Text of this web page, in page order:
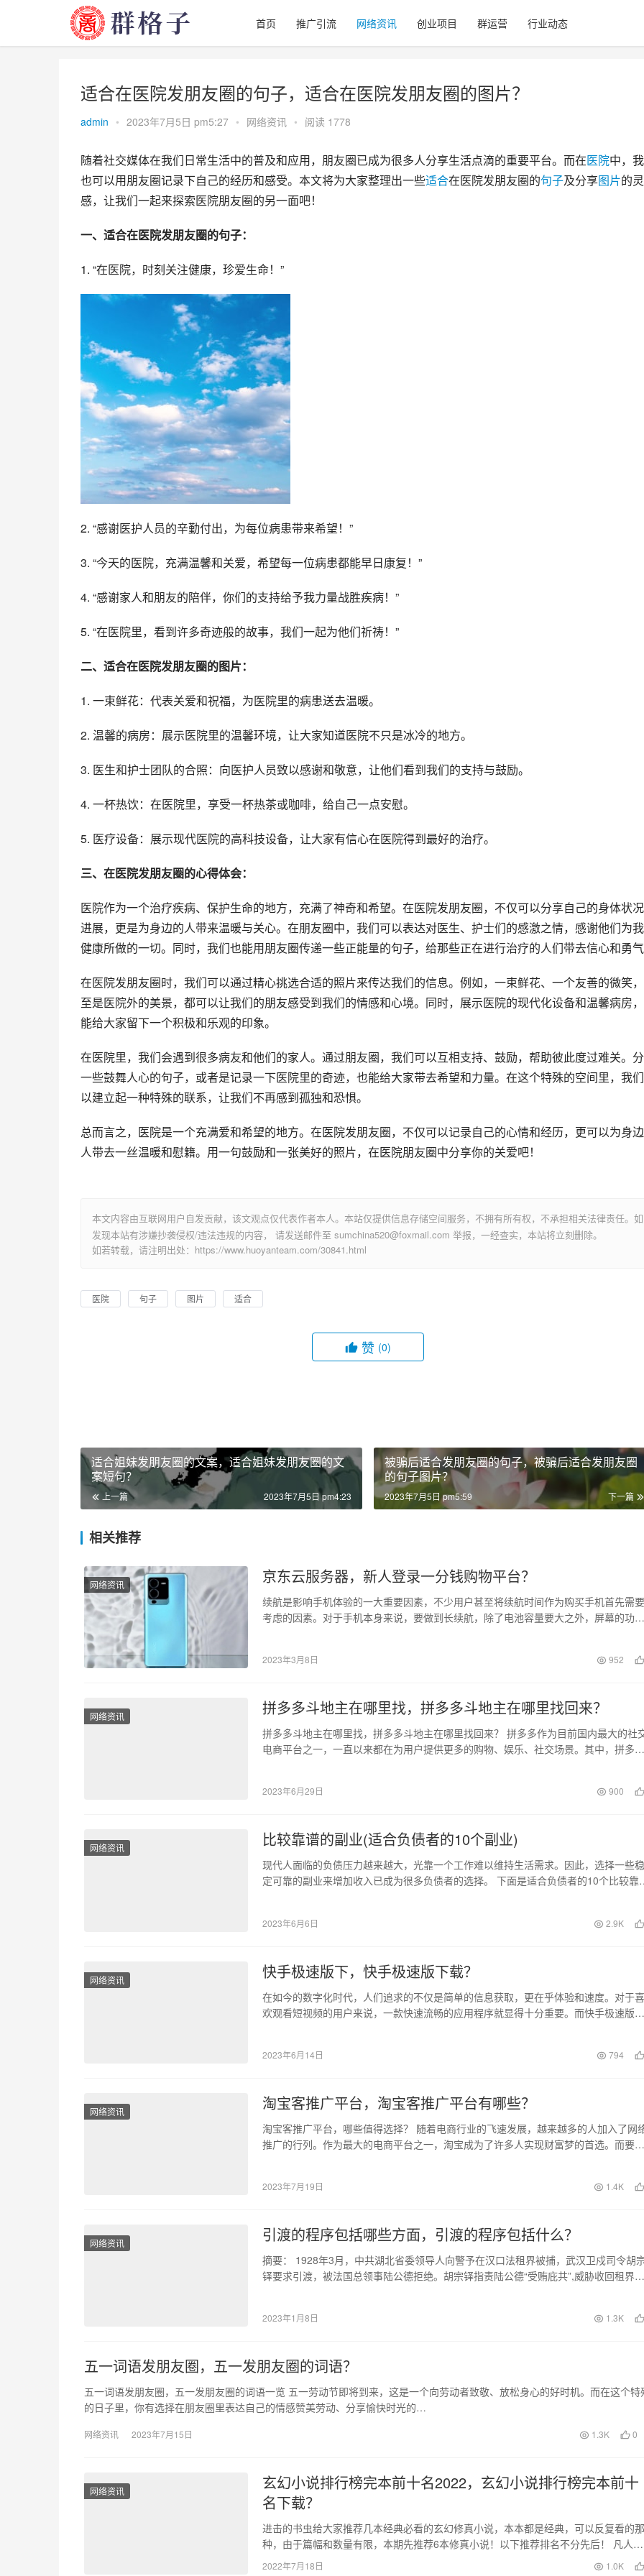
首页 推广引流 网络资讯 创业项目 群运营 行业动态
适合在医院发朋友圈的句子，适合在医院发朋友圈的图片？
admin • 2023年7月5日 pm5:27 • 网络资讯 • 阅读 1778
随着社交媒体在我们日常生活中的普及和应用，朋友圈已成为很多人分享生活点滴的重要平台。而在医院中，
也可以用朋友圈记录下自己的经历和感受。本文将为大家整理出一些适合在医院发朋友圈的句子及分享图片的灵
感，让我们一起来探索医院朋友圈的另一面吧！
一、适合在医院发朋友圈的句子：
1. “在医院，时刻关注健康，珍爱生命！”
2. “感谢医护人员的辛勤付出，为每位病患带来希望！”
3. “今天的医院，充满温馨和关爱，希望每一位病患都能早日康复！”
4. “感谢家人和朋友的陪伴，你们的支持给予我力量战胜疾病！”
5. “在医院里，看到许多奇迹般的故事，我们一起为他们祈祷！”
二、适合在医院发朋友圈的图片：
1. 一束鲜花：代表关爱和祝福，为医院里的病患送去温暖。
2. 温馨的病房：展示医院里的温馨环境，让大家知道医院不只是冰冷的地方。
3. 医生和护士团队的合照：向医护人员致以感谢和敬意，让他们看到我们的支持与鼓励。
4. 一杯热饮：在医院里，享受一杯热茶或咖啡，给自己一点安慰。
5. 医疗设备：展示现代医院的高科技设备，让大家有信心在医院得到最好的治疗。
三、在医院发朋友圈的心得体会：
医院作为一个治疗疾病、保护生命的地方，充满了神奇和希望。在医院发朋友圈，不仅可以分享自己的身体状
进展，更是为身边的人带来温暖与关心。在朋友圈中，我们可以表达对医生、护士们的感激之情，感谢他们为
健康所做的一切。同时，我们也能用朋友圈传递一些正能量的句子，给那些正在进行治疗的人们带去信心和勇气
在医院发朋友圈时，我们可以通过精心挑选合适的照片来传达我们的信息。例如，一束鲜花、一个友善的微笑
至是医院外的美景，都可以让我们的朋友感受到我们的情感和心境。同时，展示医院的现代化设备和温馨病房
能给大家留下一个积极和乐观的印象。
在医院里，我们会遇到很多病友和他们的家人。通过朋友圈，我们可以互相支持、鼓励，帮助彼此度过难关。
一些鼓舞人心的句子，或者是记录一下医院里的奇迹，也能给大家带去希望和力量。在这个特殊的空间里，我
以建立起一种特殊的联系，让我们不再感到孤独和恐惧。
总而言之，医院是一个充满爱和希望的地方。在医院发朋友圈，不仅可以记录自己的心情和经历，更可以为身
人带去一丝温暖和慰籍。用一句鼓励和一张美好的照片，在医院朋友圈中分享你的关爱吧！
本文内容由互联网用户自发贡献，该文观点仅代表作者本人。本站仅提供信息存储空间服务，不拥有所有权，不承担相关法律责任。如
发现本站有涉嫌抄袭侵权/违法违规的内容， 请发送邮件至 sumchina520@foxmail.com 举报，一经查实，本站将立刻删除。
如若转载，请注明出处：https://www.huoyanteam.com/30841.html
医院 句子 图片 适合
赞 (0)
适合姐妹发朋友圈的文案，适合姐妹发朋友圈的文
案短句？
上一篇 2023年7月5日 pm4:23
被骗后适合发朋友圈的句子，被骗后适合发朋友圈
的句子图片？
下一篇
2023年7月5日 pm5:59
相关推荐
网络资讯 京东云服务器，新人登录一分钱购物平台？
续航是影响手机体验的一大重要因素，不少用户甚至将续航时间作为购买手机首先需要
考虑的因素。对于手机本身来说，要做到长续航，除了电池容量要大之外，屏幕的功
2023年3月8日 952
网络资讯 拼多多斗地主在哪里找，拼多多斗地主在哪里找回来？
拼多多斗地主在哪里找，拼多多斗地主在哪里找回来？ 拼多多作为目前国内最大的社
电商平台之一，一直以来都在为用户提供更多的购物、娱乐、社交场景。其中，拼多多
2023年6月29日 900
网络资讯 比较靠谱的副业(适合负债者的10个副业)
现代人面临的负债压力越来越大，光靠一个工作难以维持生活需求。因此，选择一些稳
定可靠的副业来增加收入已成为很多负债者的选择。 下面是适合负债者的10个比较靠
2023年6月6日 2.9K
网络资讯 快手极速版下，快手极速版下载？
在如今的数字化时代，人们追求的不仅是简单的信息获取，更在乎体验和速度。对于喜
欢观看短视频的用户来说，一款快速流畅的应用程序就显得十分重要。而快手极速版无
2023年6月14日 794
网络资讯 淘宝客推广平台，淘宝客推广平台有哪些？
淘宝客推广平台，哪些值得选择？ 随着电商行业的飞速发展，越来越多的人加入了网
推广的行列。作为最大的电商平台之一，淘宝成为了许多人实现财富梦的首选。而要从
2023年7月19日 1.4K
网络资讯 引渡的程序包括哪些方面，引渡的程序包括什么？
摘要： 1928年3月，中共湖北省委领导人向警予在汉口法租界被捕，武汉卫戍司令胡
铎要求引渡，被法国总领事陆公德拒绝。胡宗铎指责陆公德“受贿庇共”,威胁收回租界。
2023年1月8日 1.3K
五一词语发朋友圈，五一发朋友圈的词语？
五一词语发朋友圈，五一发朋友圈的词语一览 五一劳动节即将到来，这是一个向劳动者致敬、放松身心的好时机。而在这个特
的日子里，你有选择在朋友圈里表达自己的情感赞美劳动、分享愉快时光的…
网络资讯 2023年7月15日 1.3K 0
网络资讯
玄幻小说排行榜完本前十名2022，玄幻小说排行榜完本前十
名下载？
进击的书虫给大家推荐几本经典必看的玄幻修真小说，本本都是经典，可以反复看的那
种，由于篇幅和数量有限，本期先推荐6本修真小说！以下推荐排名不分先后！ 凡人修
仙传 ?凡人修仙传 作者：…
2022年7月18日 1.0K